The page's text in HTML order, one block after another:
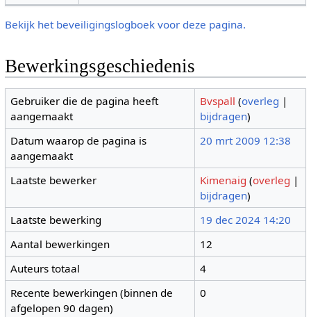
Bekijk het beveiligingslogboek voor deze pagina.
Bewerkingsgeschiedenis
Gebruiker die de pagina heeft
aangemaakt
Bvspall (overleg |
bijdragen)
Datum waarop de pagina is
aangemaakt
20 mrt 2009 12:38
Laatste bewerker Kimenaig (overleg |
bijdragen)
Laatste bewerking
19 dec 2024 14:20
Aantal bewerkingen
12
Auteurs totaal
4
Recente bewerkingen (binnen de
afgelopen 90 dagen)
0